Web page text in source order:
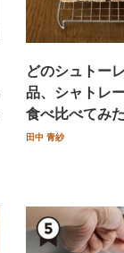
どのシュトー
品、シャトレ
食べ比べてみ
田中 青紗